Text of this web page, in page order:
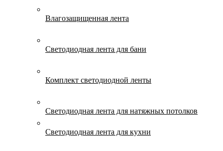
Влагозащищенная лента
Светодиодная лента для бани
Комплект светодиодной ленты
Светодиодная лента для натяжных потолков
Светодиодная лента для кухни